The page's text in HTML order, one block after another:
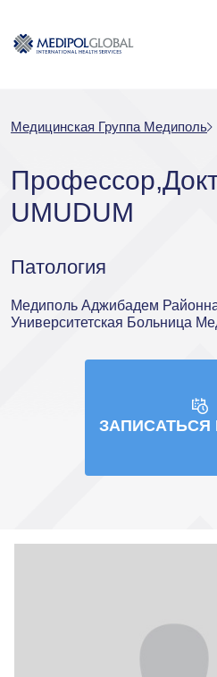
Медицинская Группа Медиполь
UMUDUM
Патология
Медиполь Аджибадем
Университетская Больница
ЗАПИСАТЬСЯ